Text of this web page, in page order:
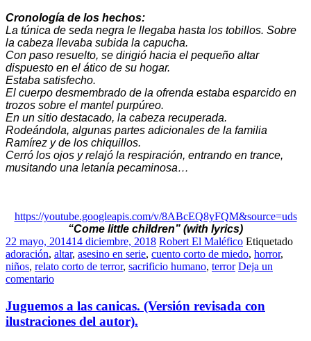
Cronología de los hechos:
La túnica de seda negra le llegaba hasta los tobillos. Sobre
la cabeza llevaba subida la capucha.
Con paso resuelto, se dirigió hacia el pequeño altar
dispuesto en el ático de su hogar.
Estaba satisfecho.
El cuerpo desmembrado de la ofrenda estaba esparcido en
trozos sobre el mantel purpúreo.
En un sitio destacado, la cabeza recuperada.
Rodeándola, algunas partes adicionales de la familia
Ramírez y de los chiquillos.
Cerró los ojos y relajó la respiración, entrando en trance,
musitando una letanía pecaminosa…
https://youtube.googleapis.com/v/8ABcEQ8yFQM&source=uds
“Come little children” (with lyrics)
22 mayo, 201414 diciembre, 2018 Robert El Maléfico Etiquetado
adoración, altar, asesino en serie, cuento corto de miedo, horror,
niños, relato corto de terror, sacrificio humano, terror Deja un
comentario
Juguemos a las canicas. (Versión revisada con
ilustraciones del autor).